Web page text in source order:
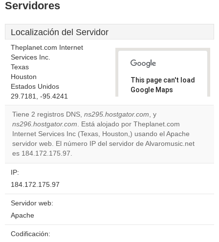
Servidores
Localización del Servidor
Theplanet.com Internet
Services Inc.
Texas
Houston
Estados Unidos
29.7181, -95.4241
This page can't load
Google Maps
Do you
own this
website?
Tiene 2 registros DNS, ns295.hostgator.com, y
ns296.hostgator.com. Está alojado por Theplanet.com
Internet Services Inc (Texas, Houston,) usando el Apache
servidor web. El número IP del servidor de Alvaromusic.net
es 184.172.175.97.
IP:
184.172.175.97
Servidor web:
Apache
Codificación: